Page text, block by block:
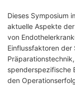
Dieses Symposium
aktuelle Aspekte
von
Einflussfaktoren
spenderspezifische
den